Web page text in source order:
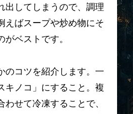
出してしまうので、調理
えばスープや炒め物にそ
ベストです。
のコツを紹介します。一
キノコ」にすること。複
わせて冷凍することで、